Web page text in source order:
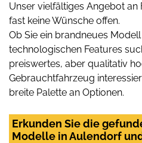
Unser vielfältiges Angebot
fast keine Wünsche offen.
Ob Sie ein brandneues
technologischen Features
preiswertes, aber qualitativ
Gebrauchtfahrzeug
breite Palette an Optionen.
Erkunden Sie die
Modelle in Aulendorf